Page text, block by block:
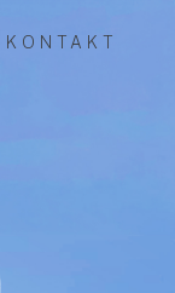
KONTAKT